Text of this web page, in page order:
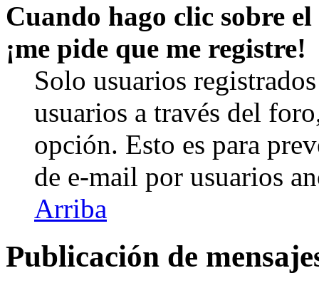
Cuando hago clic sobre
¡me pide que me registre!
Solo usuarios
usuarios a través del
opción. Esto es para
de e-mail por usuarios
Arriba
Publicación de